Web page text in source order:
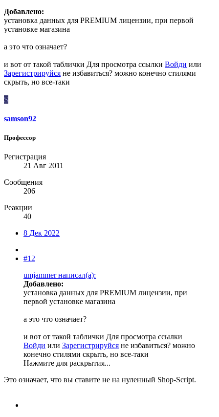
Добавлено:
установка данных для PREMIUM лицензии, при первой
установке магазина
а это что означает?
и вот от такой таблички Для просмотра ссылки Войди или
Зарегистрируйся не избавиться? можно конечно стилями
скрыть, но все-таки
S
samson92
Профессор
Регистрация
21 Авг 2011
Сообщения
206
Реакции
40
8 Дек 2022
#12
umjammer написал(а):
Добавлено:
установка данных для PREMIUM лицензии, при
первой установке магазина
а это что означает?
и вот от такой таблички Для просмотра ссылки
Войди или Зарегистрируйся не избавиться? можно
конечно стилями скрыть, но все-таки
Нажмите для раскрытия...
Это означает, что вы ставите не на нуленный Shop-Script.